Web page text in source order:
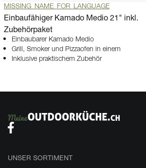
MISSING_NAME_FOR_LANGUAGE
Einbaufähiger Kamado Medio 21" inkl.
Zubehörpaket
Einbaubarer Kamado Medio
Grill, Smoker und Pizzaofen in einem
Inklusive praktischem Zubehör
UNSER SORTIMENT